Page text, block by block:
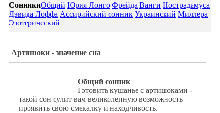
СонникиОбщий Юрия Лонго Фрейда Ванги Нострадамуса
Дэвида Лоффа Ассирийский сонник Украинский Миллера
Эзотерический
Артишоки - значение сна
Общий сонник
Готовить кушанье с артишоками -
такой сон сулит вам великолепную возможность
проявить свою смекалку и находчивость.